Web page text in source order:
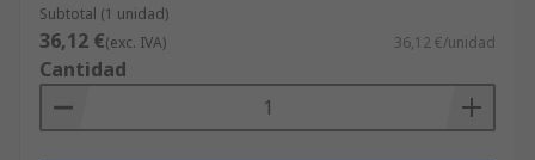
Subtotal (1 unidad)
36,12 €(exc. IVA) 36,12 €/unidad
Cantidad